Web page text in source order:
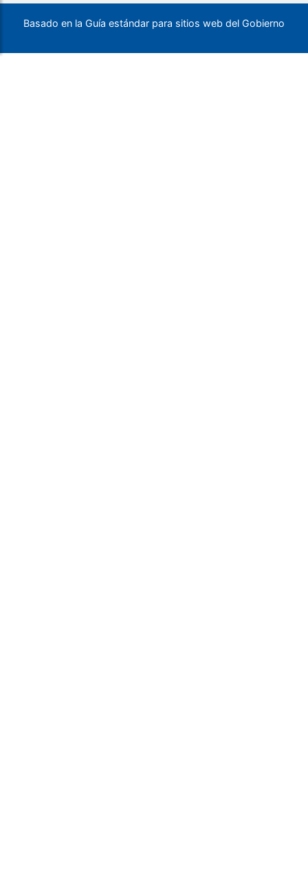
Basado en la Guía estándar para sitios web del Gobierno